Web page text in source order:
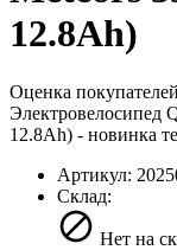
12.8Ah)
Оценка
Электровелосипед
12.8Ah) - новинка
Артикул:
Склад:
Нет на